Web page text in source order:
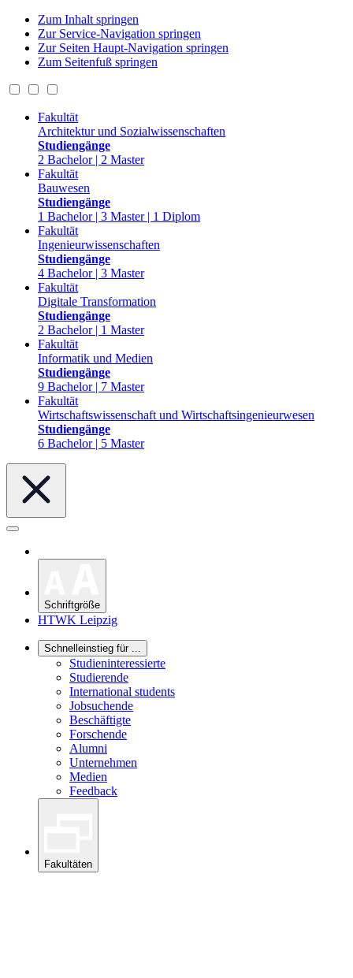
Zum Inhalt springen
Zur Service-Navigation springen
Zur Seiten Haupt-Navigation springen
Zum Seitenfuß springen
Fakultät
Architektur und Sozialwissenschaften
Studiengänge
2 Bachelor | 2 Master
Fakultät
Bauwesen
Studiengänge
1 Bachelor | 3 Master | 1 Diplom
Fakultät
Ingenieurwissenschaften
Studiengänge
4 Bachelor | 3 Master
Fakultät
Digitale Transformation
Studiengänge
2 Bachelor | 1 Master
Fakultät
Informatik und Medien
Studiengänge
9 Bachelor | 7 Master
Fakultät
Wirtschaftswissenschaft und Wirtschaftsingenieurwesen
Studiengänge
6 Bachelor | 5 Master
Schriftgröße
HTWK Leipzig
Schnelleinstieg für ...
Studieninteressierte
Studierende
International students
Jobsuchende
Beschäftigte
Forschende
Alumni
Unternehmen
Medien
Feedback
Fakultäten